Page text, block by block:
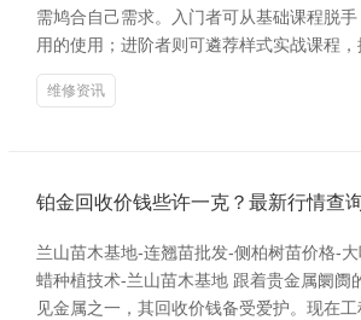
需鸠合自己需求。入门者可从基础课程脱
用的使用；进阶者则可遴荐样式实战课程
维修资讯
铂金回收价钱些许一克？最新行情查
兰山苗木基地-连翘苗批发-侧柏树苗价格-
蜡种植技术-兰山苗木基地 跟着贵金属阛阓
见金属之一，其回收价钱备受爱护。现在工